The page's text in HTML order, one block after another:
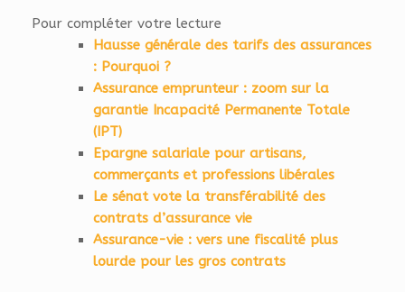
Pour compléter votre lecture
Hausse générale des tarifs des assurances
: Pourquoi ?
Assurance emprunteur : zoom sur la
garantie Incapacité Permanente Totale
(IPT)
Epargne salariale pour artisans,
commerçants et professions libérales
Le sénat vote la transférabilité des
contrats d’assurance vie
Assurance-vie : vers une fiscalité plus
lourde pour les gros contrats